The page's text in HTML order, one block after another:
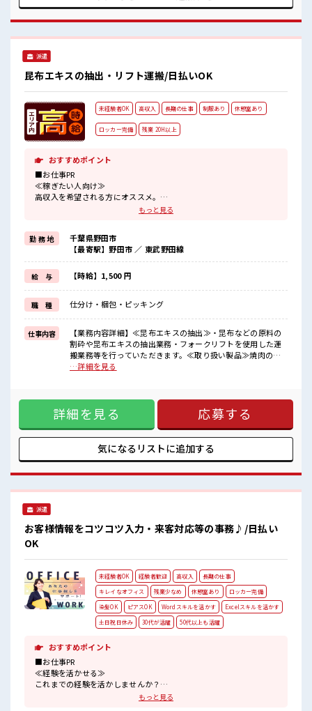
派遣
昆布エキスの抽出・リフト運搬/日払いOK
未経験者OK 高収入 長期の仕事 制服あり 休憩室あり
ロッカー完備 残業 20H以上
おすすめポイント
■お仕事PR
≪稼ぎたい人向け≫
高収入を希望される方にオススメ。
残業は月20時間以上あります♪
≪未経験の方も大カンゲイ≫
新しいことにチャレンジするのは不安だけど、
しっかり働く環境が整っています！
イチからスキルUP・ステップUP目指していきましょう！
≪自分に合った期間で働ける≫
福利厚生が整った派遣のお仕事です！
■職場の雰囲気
休憩時間にゆっくりできるスペース完備！
ロッカーあり！
安心してお仕事に集中♪
残業が多めだからしっかり稼ぎたい方にもオススメ！
高収入もバッチリ目指せますよ！
もっと見る
勤 務 地
千葉県野田市
【最寄駅】野田市 ／ 東武野田線
給 与 【時給】1,500 円
職 種 仕分け・梱包・ピッキング
仕事内容
【業務内容詳細】≪昆布エキスの抽出≫・昆布などの原料の
割砕や昆布エキスの抽出業務・フォークリフトを使用した運
搬業務等を行っていただきます。≪取り扱い製品≫焼肉のた
れやごま油、鍋つゆなどの調味料 ■お仕事PR ≪稼ぎたい人向
験の方も大カンゲイ≫ 新しいことにチャレンジするのは不安
だけど、 しっかり働く環境が整っています！ イチからスキル
UP・ステップUP目指していきましょう！ ≪自分に合った期
間で働ける≫ 福利厚生が整った派遣のお仕事です！ ■職場の
雰囲気 休憩時間にゆっくりできるスペース完備！ ロッカーあ
り！ 安心してお仕事に集中♪ 残業が多めだからしっかり稼ぎ
…詳細を見る
詳細を見る 応募する
気になるリストに追加する
派遣
お客様情報をコツコツ入力・来客対応等の事務♪/日払い
OK
未経験者OK 経験者歓迎 高収入
長期の仕事
キレイなオフィス
残業少なめ 休憩室あり
ロッカー完備
染髪OK
ピアスOK Wordスキルを活かす
Excelスキルを活かす
土日祝日休み
30代が活躍 50代以上も活躍
おすすめポイント
■お仕事PR
≪経験を活かせる≫
これまでの経験を活かしませんか？
もっと見る